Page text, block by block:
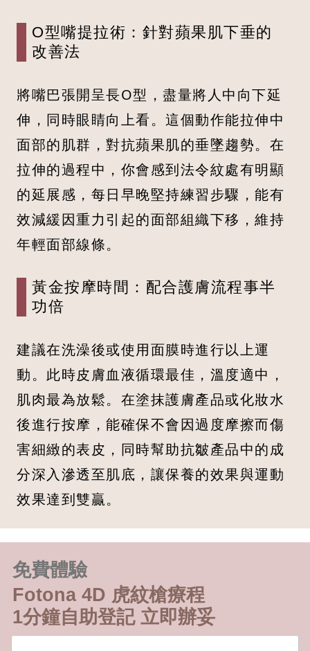
O型嘴提拉術：針對蘋果肌下垂的
改善法
將嘴巴張開呈長O型，盡量將人中向下延
伸，同時眼睛向上看。這個動作能拉伸中
面部的肌群，對抗蘋果肌的垂墜趨勢。在
拉伸的過程中，你會感到法令紋處有明顯
的延展感，每日早晚堅持練習步驟，能有
效減緩因重力引起的面部組織下移，維持
年輕面部線條。
黃金按摩時間：配合護膚流程事半
功倍
建議在洗澡後或使用面膜時進行以上運
動。此時皮膚血液循環最佳，溫度適中，
肌肉最為放鬆。在塗抹護膚產品或化妝水
後進行按摩，能確保不會因過度摩擦而傷
害細緻的表皮，同時幫助抗皺產品中的成
分深入滲透至肌底，讓保養的效果與運動
效果達到雙贏。
免費體驗
Fotona 4D 虎紋槍療程
1分鐘自助登記 立即辦妥